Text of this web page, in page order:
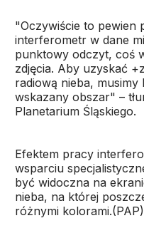
"Oczywiście to pewien
interferometr w dane
punktowy odczyt, coś
zdjęcia. Aby uzyskać
radiową nieba,
wskazany obszar" –
Planetarium Śląskiego.
Efektem pracy
wsparciu
być widoczna na
nieba, na której
różnymi kolorami.(PAP)